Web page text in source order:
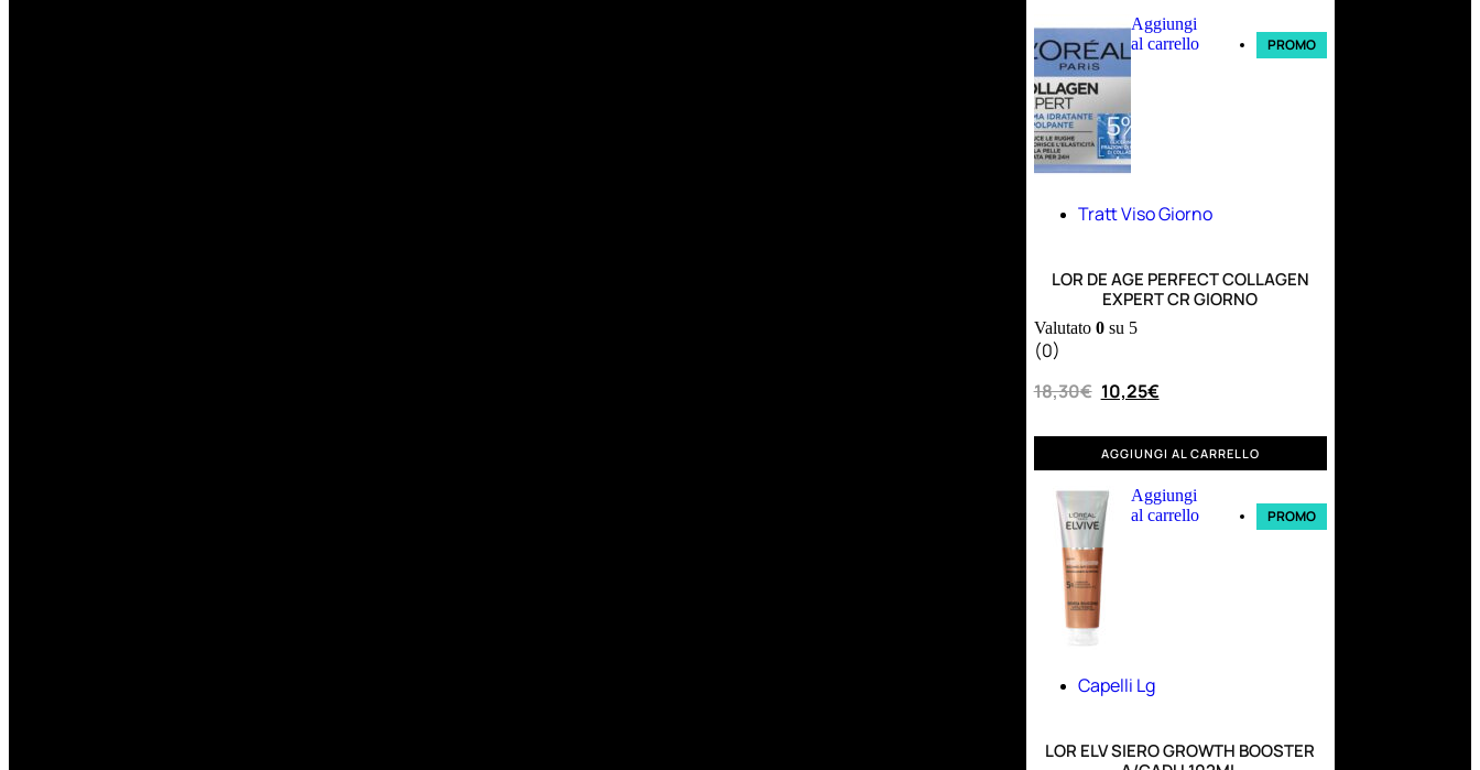
Aggiungi
al carrello
PROMO
Tratt Viso Giorno
LOR DE AGE PERFECT COLLAGEN
EXPERT CR GIORNO
Valutato 0su 5
(0)
18,30€ 10,25€
AGGIUNGI AL CARRELLO
Aggiungi
al carrello
PROMO
Capelli Lg
LOR ELV SIERO GROWTH BOOSTER